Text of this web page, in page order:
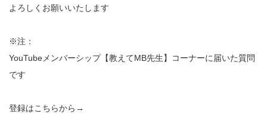
よろしくお願いいたします
※注：
YouTubeメンバーシップ【教えてMB先生】コーナーに届いた質問
です
登録はこちらから→